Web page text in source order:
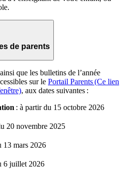
de parents
que les bulletins de l’année
sur le Portail Parents(Ce lien
, aux dates suivantes :
: à partir du 15 octobre 2026
20 novembre 2025
13 mars 2026
6 juillet 2026